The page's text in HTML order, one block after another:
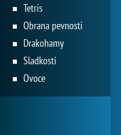
Tetris
Obrana pevnosti
Drakohamy
Sladkosti
Ovoce